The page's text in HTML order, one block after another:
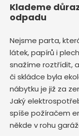
Klademe
odpadu
Nejsme parta,
látek, papírů i
snažíme roztřídit,
či skládce byla
nábytku je již za
Jaký
spíše požíračem
někde v rohu